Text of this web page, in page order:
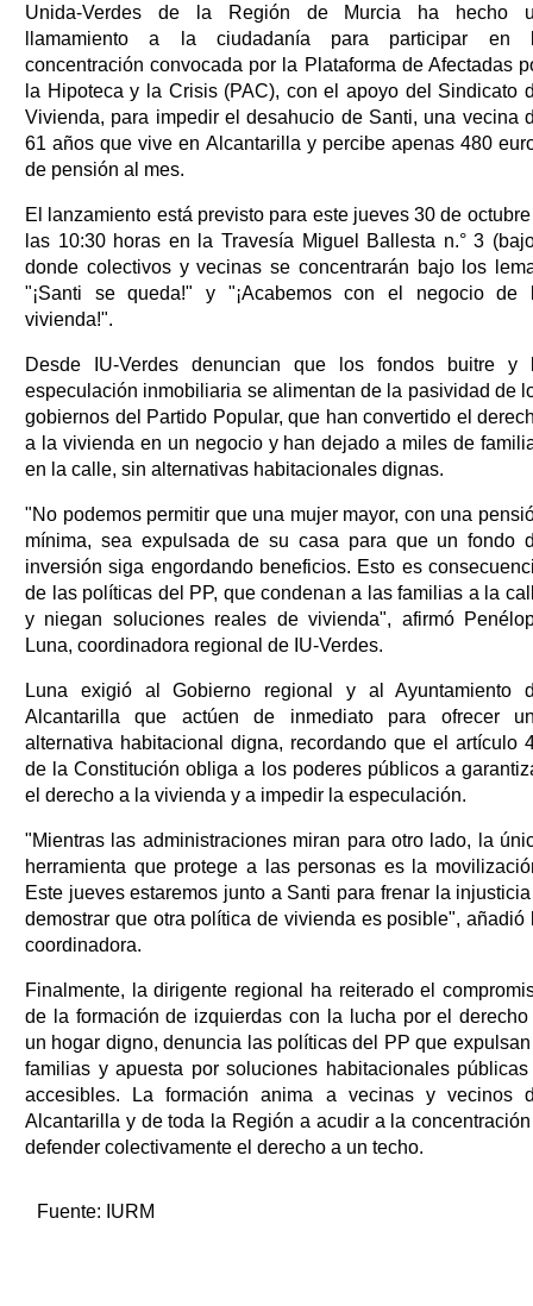
Unida-Verdes de la Región de Murcia ha hecho
llamamiento a la ciudadanía para participar en
concentración convocada por la Plataforma de Afectadas
la Hipoteca y la Crisis (PAC), con el apoyo del Sindicato
Vivienda, para impedir el desahucio de Santi, una vecina
61 años que vive en Alcantarilla y percibe apenas 480
de pensión al mes.
El lanzamiento está previsto para este jueves 30 de
las 10:30 horas en la Travesía Miguel Ballesta n.° 3
donde colectivos y vecinas se concentrarán bajo los
"¡Santi se queda!" y "¡Acabemos con el negocio de
vivienda!".
Desde IU-Verdes denuncian que los fondos buitre y
especulación inmobiliaria se alimentan de la pasividad de
gobiernos del Partido Popular, que han convertido el
a la vivienda en un negocio y han dejado a miles de
en la calle, sin alternativas habitacionales dignas.
"No podemos permitir que una mujer mayor, con una
mínima, sea expulsada de su casa para que un fondo
inversión siga engordando beneficios. Esto es
de las políticas del PP, que condenan a las familias a la
y niegan soluciones reales de vivienda", afirmó
Luna, coordinadora regional de IU-Verdes.
Luna exigió al Gobierno regional y al Ayuntamiento
Alcantarilla que actúen de inmediato para ofrecer
alternativa habitacional digna, recordando que el artículo
de la Constitución obliga a los poderes públicos a
el derecho a la vivienda y a impedir la especulación.
"Mientras las administraciones miran para otro lado, la
herramienta que protege a las personas es la
Este jueves estaremos junto a Santi para frenar la
demostrar que otra política de vivienda es posible", añadió
coordinadora.
Finalmente, la dirigente regional ha reiterado el
de la formación de izquierdas con la lucha por el derecho
un hogar digno, denuncia las políticas del PP que
familias y apuesta por soluciones habitacionales
accesibles. La formación anima a vecinas y vecinos
Alcantarilla y de toda la Región a acudir a la
defender colectivamente el derecho a un techo.
Fuente: IURM